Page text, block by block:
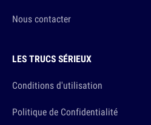
Nous contacter
LES TRUCS SÉRIEUX
Conditions d'utilisation
Politique de Confidentialité